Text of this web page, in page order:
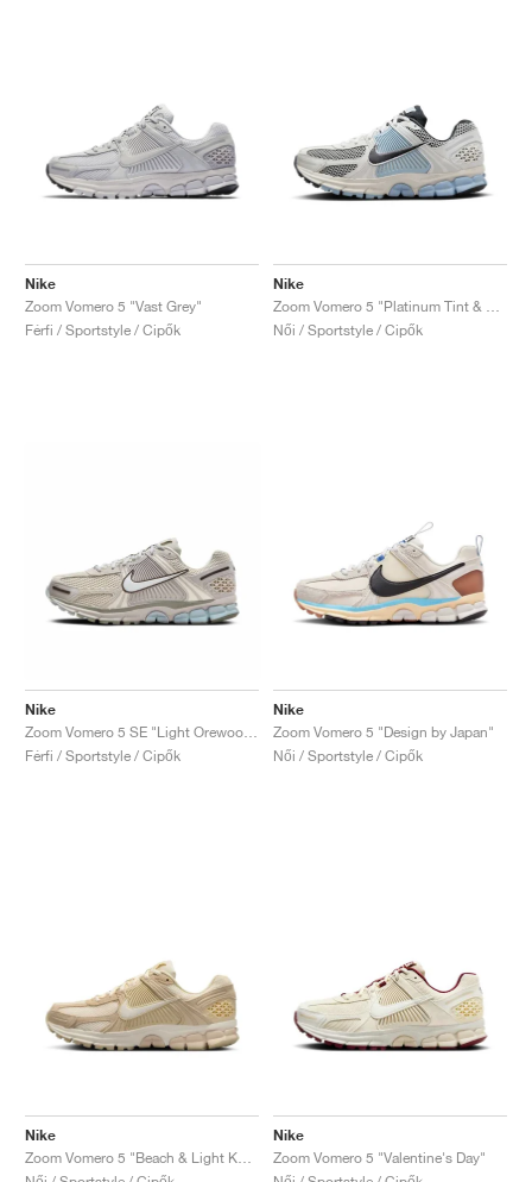
Nike
Zoom Vomero 5 "Vast Grey"
Férfi / Sportstyle / Cipők
Nike
Női / Sportstyle / Cipők
Nike
Férfi / Sportstyle / Cipők
Nike
Zoom Vomero 5 "Design by Japan"
Női / Sportstyle / Cipők
Nike
Nike
Zoom Vomero 5 "Valentine's Day"